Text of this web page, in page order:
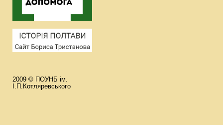
2009 © ПОУНБ ім.
І.П.Котляревського